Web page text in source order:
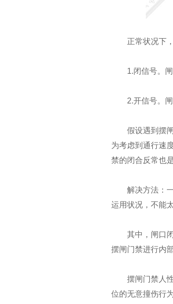
正常状况下
1.闭信号。
2.开信号。
假设遇到摆
为考虑到通行速
禁的闭合反常也
解决方法：
运用状况，不能
其中，闸口
摆闸门禁进行内
摆闸门禁人
位的无意撞伤行为